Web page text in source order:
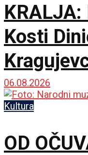
Kosti
06.08.2026
Kultura
OD